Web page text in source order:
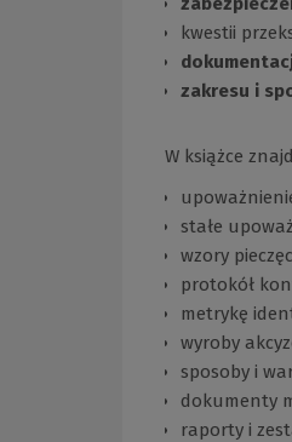
kwestii
zakresu i
W książce
stałe
wzory
protokół
metrykę
wyroby
sposoby i
dokumenty
raporty i